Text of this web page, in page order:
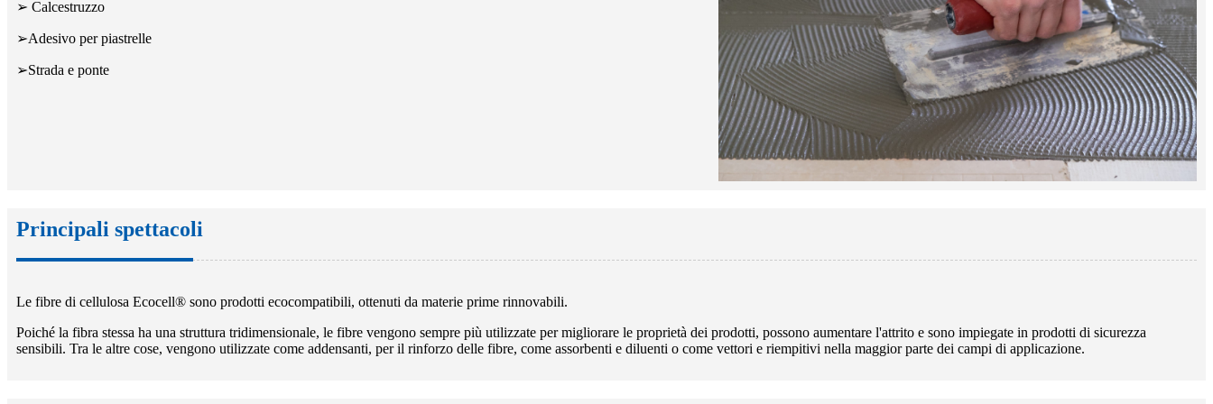
➢ Calcestruzzo
➢Adesivo per piastrelle
➢Strada e ponte
Principali spettacoli
Le fibre di cellulosa Ecocell® sono prodotti ecocompatibili, ottenuti da materie prime rinnovabili.
Poiché la fibra stessa ha una struttura tridimensionale, le fibre vengono sempre più utilizzate per migliorare le proprietà dei prodotti, possono aumentare l'attrito e sono impiegate in prodotti di sicurezza
sensibili. Tra le altre cose, vengono utilizzate come addensanti, per il rinforzo delle fibre, come assorbenti e diluenti o come vettori e riempitivi nella maggior parte dei campi di applicazione.